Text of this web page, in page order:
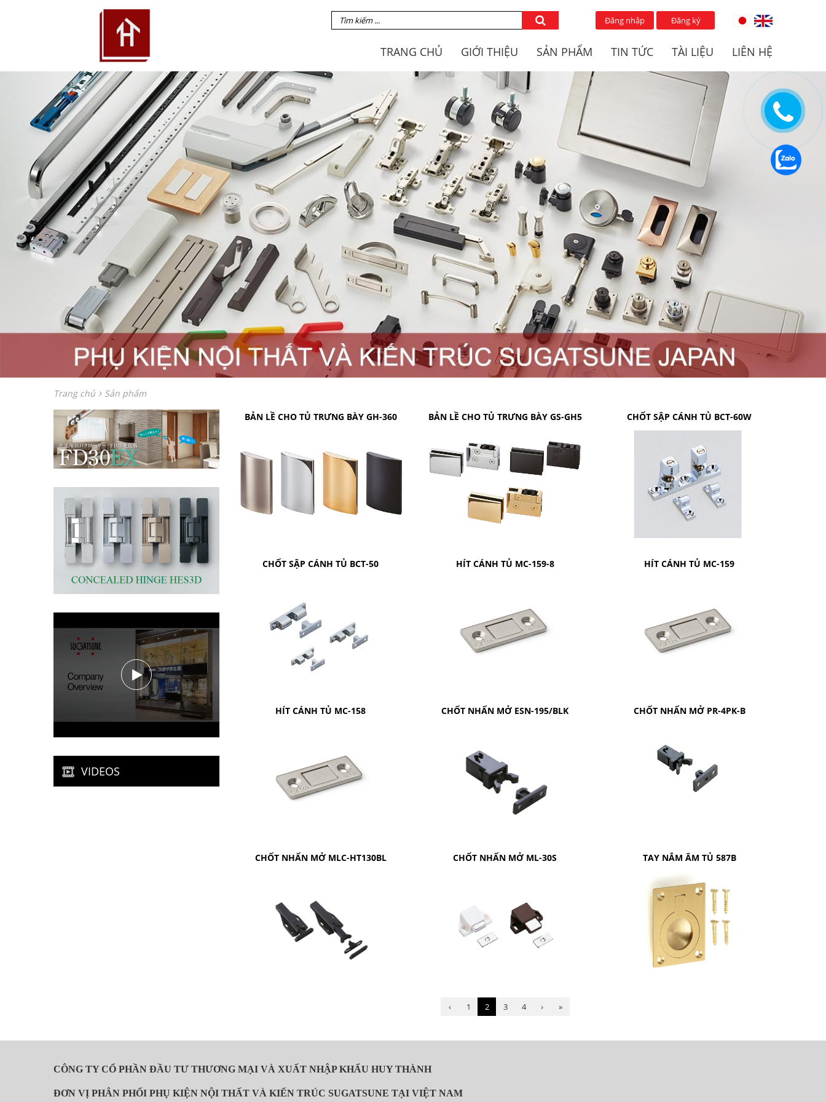
Đăng nhập Đăng ký
TRANG CHỦ GIỚI THIỆU
THƯƠNG HIỆU LAMP CÔNG TY HUY THÀNH
SẢN PHẨM
TAY NẮM TỦ MÓC TREO CHIA ĐỢT TỦ CHỐT NHẤN MỞ KHÓA TỦ
BẢN LỀ TAY NÂNG TỦ BẾP RAY TRƯỢT NGĂN KÉO
WARDROBE & CABINET
DOOR HARDWARE
ARCHITECTURAL DOOR
HARDWARE
PHỤ KIỆN KHÁC
TIN TỨC TÀI LIỆU LIÊN HỆ
Trang chủ
Sản phẩm
BẢN LỀ CHO TỦ TRƯNG BÀY GH-360
BẢN LỀ CHO TỦ TRƯNG BÀY GS-GH5 CHỐT SẬP CÁNH TỦ BCT-60W
CHỐT SẬP CÁNH TỦ BCT-50 HÍT CÁNH TỦ MC-159-8 HÍT CÁNH TỦ MC-159
HÍT CÁNH TỦ MC-158 CHỐT NHẤN MỞ ESN-195/BLK CHỐT NHẤN MỞ PR-4PK-B
CHỐT NHẤN MỞ MLC-HT130BL CHỐT NHẤN MỞ ML-30S TAY NẮM ÂM TỦ 587B
‹ 1 2 3 4 › »
VIDEOS
CÔNG TY CỔ PHẦN ĐẦU TƯ THƯƠNG MẠI VÀ XUẤT NHẬP KHẨU HUY THÀNH
ĐƠN VỊ PHÂN PHỐI PHỤ KIỆN NỘI THẤT VÀ KIẾN TRÚC SUGATSUNE TẠI VIỆT NAM